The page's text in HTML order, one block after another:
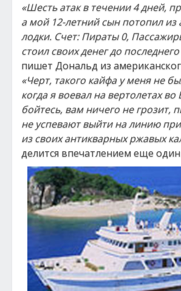
«Шесть атак в течении 4 дней,
а мой 12-летний сын потопил из
лодки. Счет: Пираты 0,
стоил своих денег до
пишет Дональд из
«Черт, такого кайфа у меня не
когда я воевал на вертолетах
бойтесь, вам ничего не грозит,
не успевают выйти на линию
из своих антикварных ржавых
делится впечатлением еще